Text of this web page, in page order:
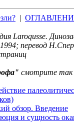
|
Laroqusse.
перевод
смотрите
обзор. Введение
и сущность